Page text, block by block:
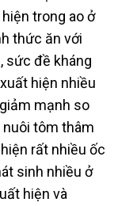
trong ao ở
thức ăn với
sức đề kháng
hiện nhiều
mạnh so
nuôi tôm thâm
rất nhiều ốc
sinh nhiều ở
hiện và